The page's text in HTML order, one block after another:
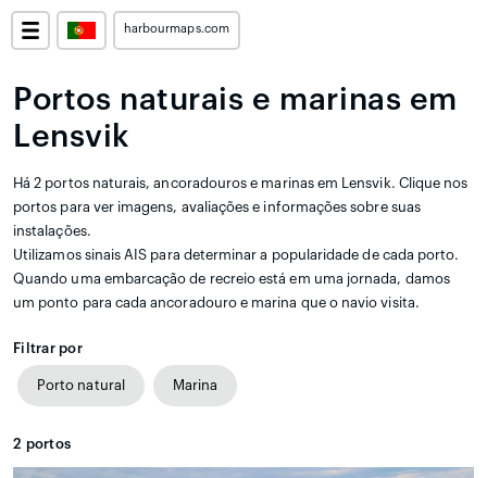
harbourmaps.com
Portos naturais e marinas em
Lensvik
Há 2 portos naturais, ancoradouros e marinas em Lensvik. Clique nos
portos para ver imagens, avaliações e informações sobre suas
instalações.
Utilizamos sinais AIS para determinar a popularidade de cada porto.
Quando uma embarcação de recreio está em uma jornada, damos
um ponto para cada ancoradouro e marina que o navio visita.
Filtrar por
Porto natural Marina
2 portos